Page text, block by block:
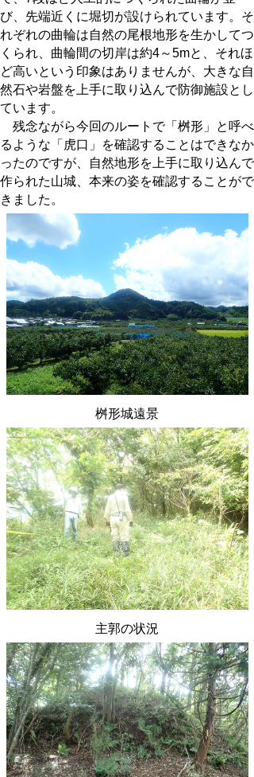
び、先端近くに堀切が設けられています。そ
れぞれの曲輪は自然の尾根地形を生かしてつ
くられ、曲輪間の切岸は約4～5mと、それほ
ど高いという印象はありませんが、大きな自
然石や岩盤を上手に取り込んで防御施設とし
ています。
残念ながら今回のルートで「桝形」と呼べ
るような「虎口」を確認することはできなか
ったのですが、自然地形を上手に取り込んで
作られた山城、本来の姿を確認することがで
きました。
桝形城遠景
主郭の状況